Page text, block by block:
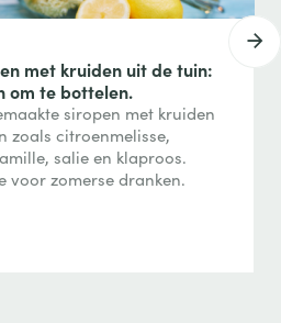
met kruiden uit de tuin:
om te bottelen.
siropen met kruiden
zoals citroenmelisse,
salie en klaproos.
voor zomerse dranken.